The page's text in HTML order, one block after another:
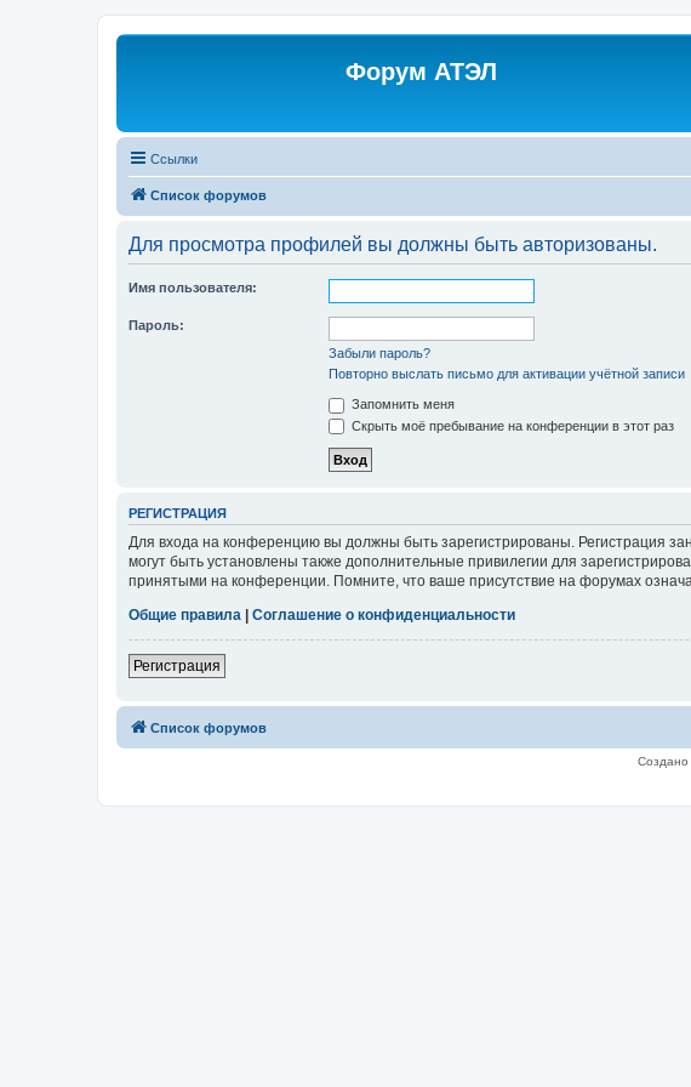
Форум АТЭЛ
Ссылки
Список форумов
Для просмотра профилей вы должны быть авторизованы.
Имя пользователя:
Пароль:
Забыли пароль?
Повторно выслать письмо для активации учётной записи
Запомнить меня
Скрыть моё пребывание на конференции в этот раз
РЕГИСТРАЦИЯ
Для входа на конференцию вы должны быть зарегистрированы. Регистрация
могут быть установлены также дополнительные привилегии для
принятыми на конференции. Помните, что ваше присутствие на форумах
Общие правила | Соглашение о конфиденциальности
Регистрация
Список форумов
Создано